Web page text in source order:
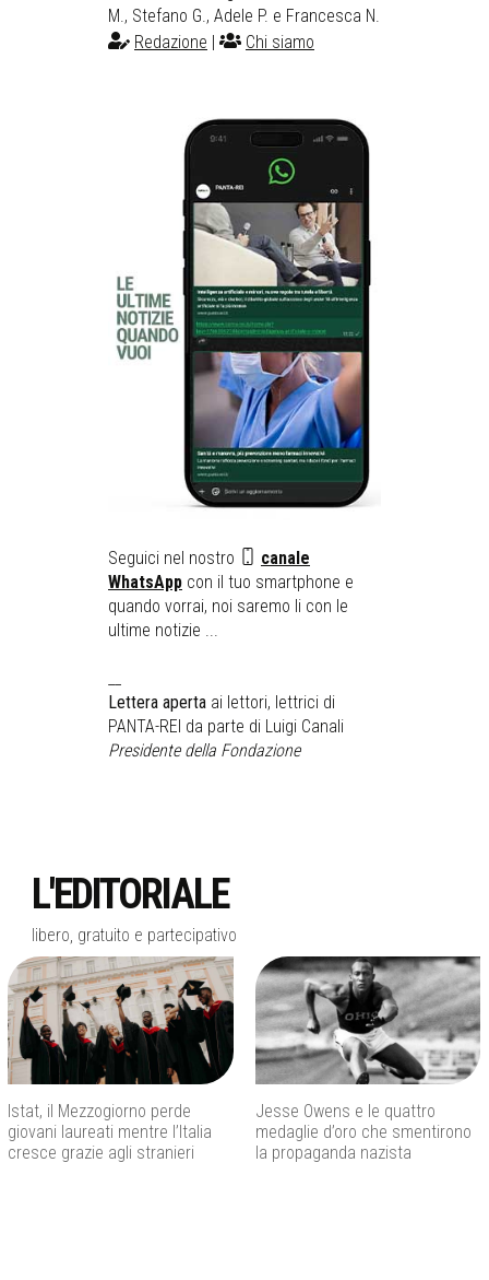
M., Stefano G., Adele P. e Francesca N.
Redazione
Chi siamo
Seguici nel nostro
canale
WhatsApp con il tuo smartphone e
quando vorrai, noi saremo li con le
ultime notizie ...
Lettera aperta ai lettori, lettrici di
PANTA-REI da parte di Luigi Canali
Presidente della Fondazione
L'EDITORIALE
libero, gratuito e partecipativo
Istat, il Mezzogiorno perde
giovani laureati mentre l’Italia
cresce grazie agli stranieri
Jesse Owens e le quattro
medaglie d’oro che smentirono
la propaganda nazista